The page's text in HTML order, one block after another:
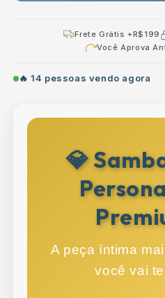
Frete Grátis +R$199
Você Aprova
🔥14 pessoas vendo agora
💎
A peça íntima
você vai